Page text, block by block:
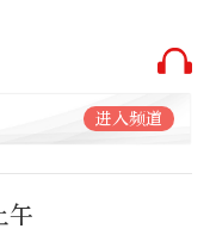
进入频道
午